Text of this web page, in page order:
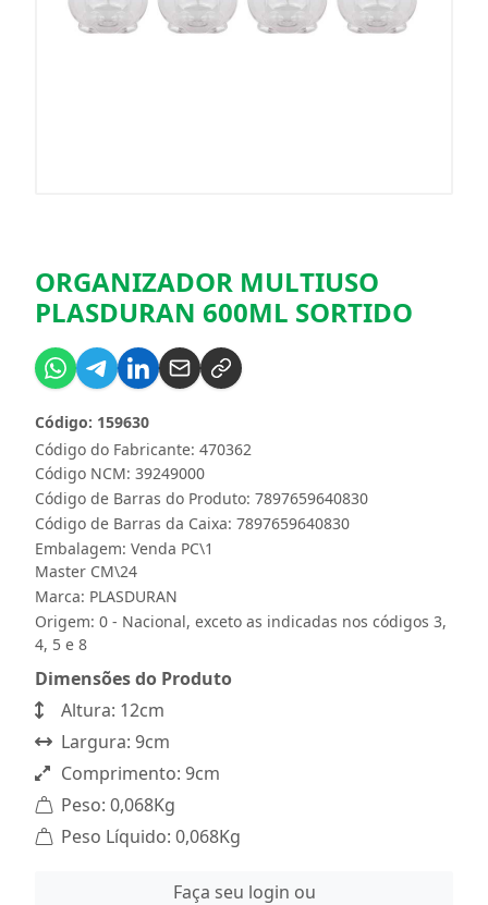
ORGANIZADOR MULTIUSO
PLASDURAN 600ML SORTIDO
Código do Fabricante: 470362
Código: 159630
Código NCM: 39249000
Código de Barras do Produto: 7897659640830
Código de Barras da Caixa: 7897659640830
Embalagem: Venda PC\1
Master CM\24
Marca: PLASDURAN
Origem: 0 - Nacional, exceto as indicadas nos códigos 3,
4, 5 e 8
Dimensões do Produto
Altura: 12cm
Largura: 9cm
Comprimento: 9cm
Peso: 0,068Kg
Peso Líquido: 0,068Kg
Faça seu login ou